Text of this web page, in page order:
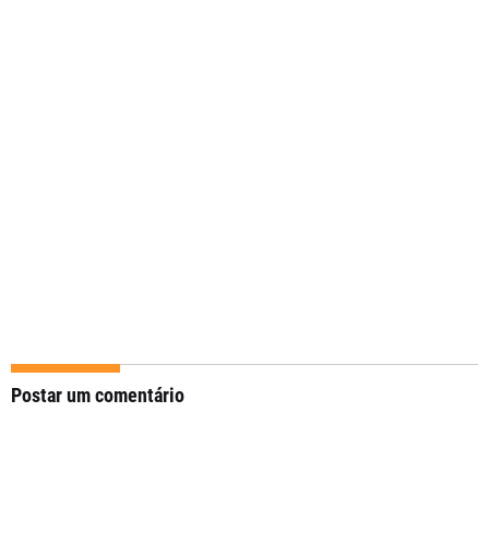
Postar um comentário